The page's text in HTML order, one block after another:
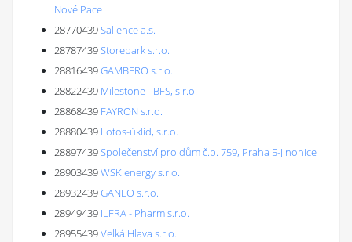
Nové Pace
28770439Salience a.s.
28787439Storepark s.r.o.
28816439GAMBERO s.r.o.
28822439 Milestone - BFS, s.r.o.
28868439 FAYRON s.r.o.
28880439 Lotos-úklid, s.r.o.
28897439Společenství pro dům č.p. 759, Praha 5-Jinonice
28903439WSK energy s.r.o.
28932439GANEO s.r.o.
28949439 ILFRA - Pharm s.r.o.
28955439Velká Hlava s.r.o.